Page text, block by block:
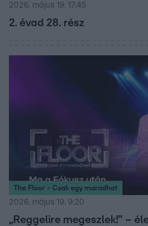
2026. május 19. 17:45
2. évad 28. rész
The Floor - Csak egy maradhat
2026. május 19. 9:20
„Reggelire megeszlek!” –